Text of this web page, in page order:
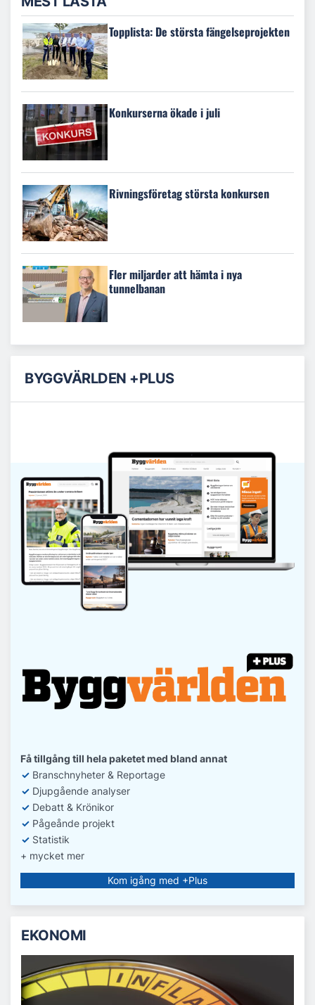
Topplista: De största fängelseprojekten
Konkurserna ökade i juli
Rivningsföretag största konkursen
Fler miljarder att hämta i nya
tunnelbanan
BYGGVÄRLDEN +PLUS
Få tillgång till hela paketet med bland annat
✓ Branschnyheter & Reportage
✓ Djupgående analyser
✓ Debatt & Krönikor
✓ Pågeånde projekt
✓ Statistik
+ mycket mer
Kom igång med +Plus
EKONOMI